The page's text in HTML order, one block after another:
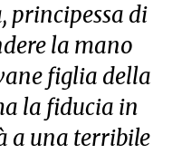
principessa di
la mano
figlia della
la fiducia in
a una terribile